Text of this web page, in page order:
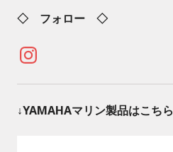
◇ フォロー ◇
Instagram
↓YAMAHAマリン製品はこちら